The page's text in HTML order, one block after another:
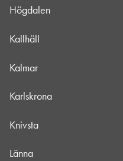
Högdalen
Kallhäll
Kalmar
Karlskrona
Knivsta
Länna